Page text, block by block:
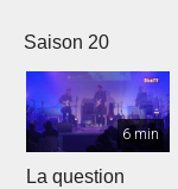
Saison 20
6 min
La question